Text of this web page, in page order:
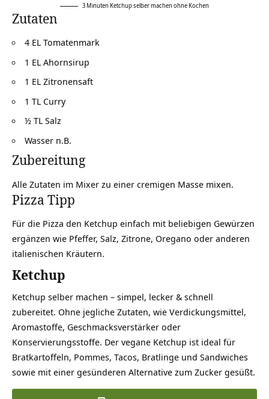
3 Minuten Ketchup selber machen ohne Kochen
Zutaten
4 EL Tomatenmark
1 EL Ahornsirup
1 EL Zitronensaft
1 TL Curry
½ TL Salz
Wasser n.B.
Zubereitung
Alle Zutaten im Mixer zu einer cremigen Masse mixen.
Pizza Tipp
Für die Pizza den Ketchup einfach mit beliebigen Gewürzen
ergänzen wie Pfeffer, Salz, Zitrone, Oregano oder anderen
italienischen Kräutern.
Ketchup
Ketchup selber machen – simpel, lecker & schnell
zubereitet. Ohne jegliche Zutaten, wie Verdickungsmittel,
Aromastoffe, Geschmacksverstärker oder
Konservierungsstoffe. Der vegane Ketchup ist ideal für
Bratkartoffeln, Pommes, Tacos, Bratlinge und Sandwiches
sowie mit einer gesünderen Alternative zum Zucker gesüßt.